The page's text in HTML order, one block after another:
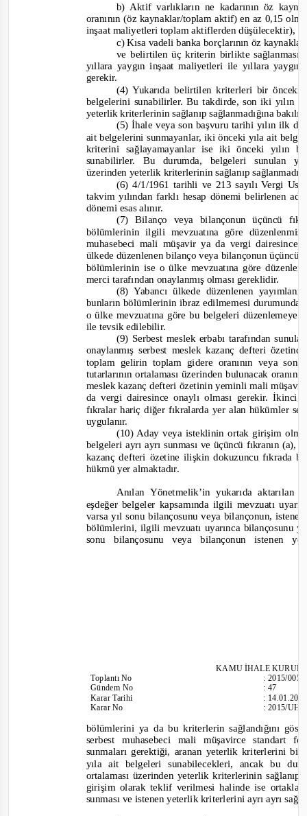
b) Aktif varlıkların ne kadarının öz
oranının (öz kaynaklar/toplam aktif) en az 0,15
inşaat maliyetleri toplam aktiflerden düşülecektir),
c) Kısa vadeli banka borçlarının öz
ve belirtilen üç kriterin birlikte
yıllara yaygın inşaat maliyetleri ile yıllara
gerekir.
(4) Yukarıda belirtilen kriterleri bir önceki
belgelerini sunabilirler. Bu takdirde, son iki yılın
yeterlik kriterlerinin sağlanıp sağlanmadığına
(5) İhale veya son başvuru tarihi yılın ilk
ait belgelerini sunmayanlar, iki önceki yıla ait
kriterini sağlayamayanlar ise iki önceki yılın
sunabilirler. Bu durumda, belgeleri sunulan
üzerinden yeterlik kriterlerinin sağlanıp
(6) 4/1/1961 tarihli ve 213 sayılı Vergi
takvim yılından farklı hesap dönemi belirlenen
dönemi esas alınır.
(7) Bilanço veya bilançonun üçüncü
bölümlerinin ilgili mevzuatına göre
muhasebeci mali müşavir ya da vergi dairesince
ülkede düzenlenen bilanço veya bilançonun üçüncü
bölümlerinin ise o ülke mevzuatına göre
merci tarafından onaylanmış olması gereklidir.
(8) Yabancı ülkede düzenlenen
bunların bölümlerinin ibraz edilmemesi
o ülke mevzuatına göre bu belgeleri
ile tevsik edilebilir.
(9) Serbest meslek erbabı tarafından
onaylanmış serbest meslek kazanç defteri
toplam gelirin toplam gidere oranının veya
tutarlarının ortalaması üzerinden bulunacak oranın
meslek kazanç defteri özetinin yeminli mali
da vergi dairesince onaylı olması gerekir.
fıkralar hariç diğer fıkralarda yer alan hükümler
uygulanır.
(10) Aday veya isteklinin ortak girişim
belgeleri ayrı ayrı sunması ve üçüncü fıkranın
kazanç defteri özetine ilişkin dokuzuncu fıkrada
hükmü yer almaktadır.
Anılan Yönetmelik’in yukarıda aktarılan
eşdeğer belgeler kapsamında ilgili mevzuatı
varsa yıl sonu bilançosunu veya bilançonun,
bölümlerini, ilgili mevzuatı uyarınca bilançosunu
sonu bilançosunu veya bilançonun istenen
KAMU İHALE
ToplantıNo
Gündem No
Karar Tarihi
Karar No
:2015/005
:47
:
:2015/
bölümlerini ya da bu kriterlerin sağlandığını
serbest muhasebeci mali müşavirce standart
sunmaları gerektiği, aranan yeterlik kriterlerini
yıla ait belgeleri sunabilecekleri, ancak bu
ortalaması üzerinden yeterlik kriterlerinin sağlanıp
girişim olarak teklif verilmesi halinde ise
sunması ve istenen yeterlik kriterlerini ayrı ayrı